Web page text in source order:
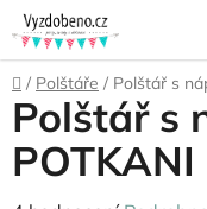
Přejít
na
obsah
Domů
/ Polštáře / Polštář s
Polštář s
POTKANI